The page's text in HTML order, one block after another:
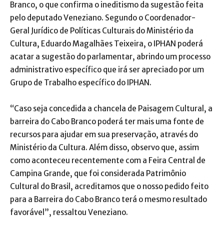
Branco, o que confirma o ineditismo da sugestão feita
pelo deputado Veneziano. Segundo o Coordenador-
Geral Jurídico de Políticas Culturais do Ministério da
Cultura, Eduardo Magalhães Teixeira, o IPHAN poderá
acatar a sugestão do parlamentar, abrindo um processo
administrativo específico que irá ser apreciado por um
Grupo de Trabalho específico do IPHAN.
“Caso seja concedida a chancela de Paisagem Cultural, a
barreira do Cabo Branco poderá ter mais uma fonte de
recursos para ajudar em sua preservação, através do
Ministério da Cultura. Além disso, observo que, assim
como aconteceu recentemente com a Feira Central de
Campina Grande, que foi considerada Patrimônio
Cultural do Brasil, acreditamos que o nosso pedido feito
para a Barreira do Cabo Branco terá o mesmo resultado
favorável”, ressaltou Veneziano.